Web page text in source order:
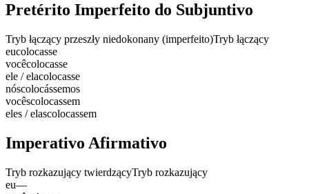
Pretérito Imperfeito do Subjuntivo
Tryb łączący przeszły niedokonany (imperfeito)Tryb łączący
eucolocasse
vocêcolocasse
ele / elacolocasse
nóscolocássemos
vocêscolocassem
eles / elascolocassem
Imperativo Afirmativo
Tryb rozkazujący twierdzącyTryb rozkazujący
eu—